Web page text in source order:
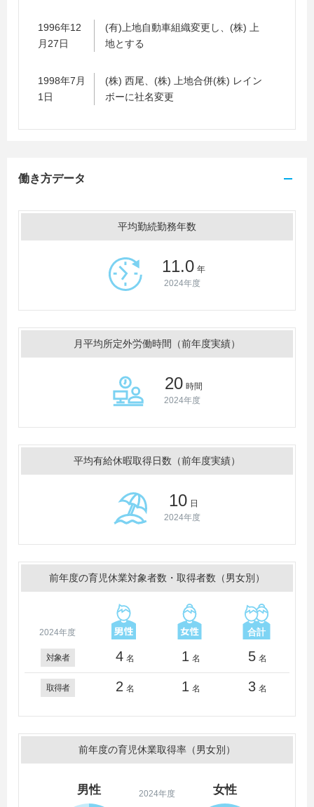
1996年12
月27日
(有)上地自動車組織変更し、(株) 上
地とする
1998年7月
1日
(株) 西尾、(株) 上地合併(株) レイン
ボーに社名変更
働き方データ
平均勤続勤務年数
11.0 年
2024年度
月平均所定外労働時間（前年度実績）
20 時間
2024年度
平均有給休暇取得日数（前年度実績）
10 日
2024年度
前年度の育児休業対象者数・取得者数（男女別）
2024年度
対象者 4 名 1 名 5 名
取得者 2 名 1 名 3 名
前年度の育児休業取得率（男女別）
2024年度
男性 女性